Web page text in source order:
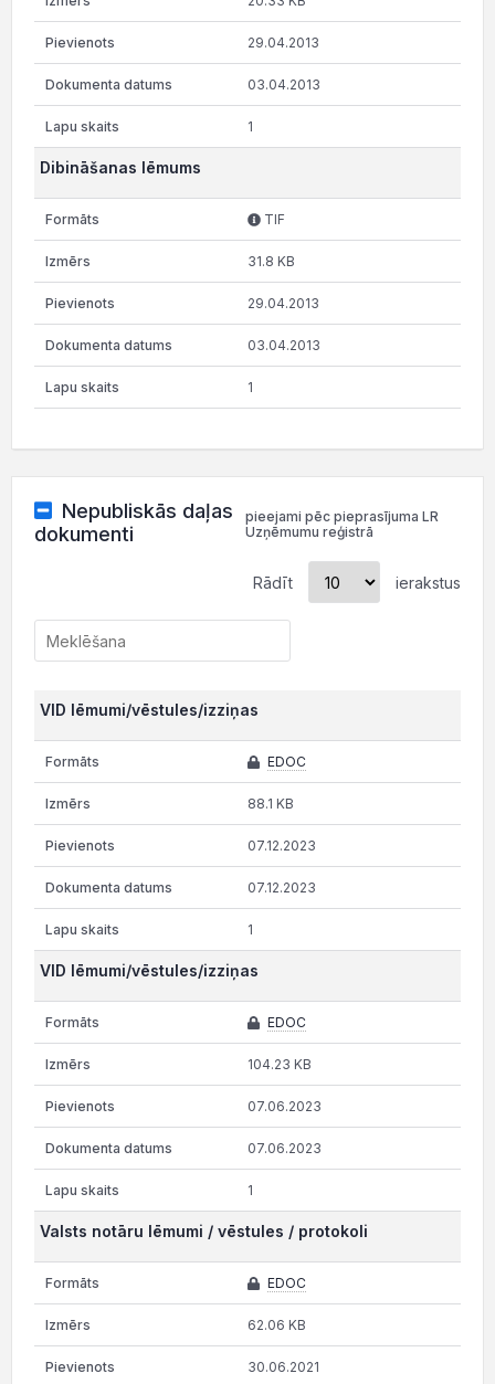
29.04.2013
03.04.2013
1
Dibināšanas lēmums
TIF
31.8 KB
29.04.2013
03.04.2013
1
Nepubliskās daļas
dokumenti
pieejami pēc pieprasījuma LR
Uzņēmumu reģistrā
Rādīt ierakstus
VID lēmumi/vēstules/izziņas
EDOC
88.1 KB
07.12.2023
07.12.2023
1
VID lēmumi/vēstules/izziņas
EDOC
104.23 KB
07.06.2023
07.06.2023
1
Valsts notāru lēmumi / vēstules / protokoli
EDOC
62.06 KB
30.06.2021